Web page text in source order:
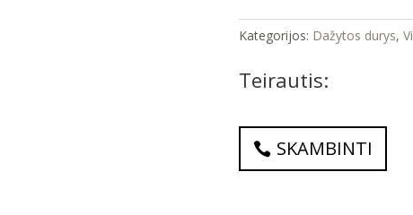
Kategorijos: Dažytos durys,
Teirautis:
SKAMBINTI